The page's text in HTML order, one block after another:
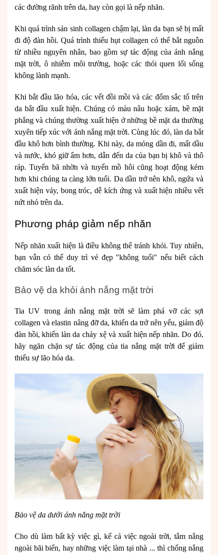
các đường rãnh trên da, hay còn gọi là nếp nhăn.
Khi quá trình sản sinh collagen chậm lại, làn da bạn sẽ bị mất
đi độ đàn hồi. Quá trình thiếu hụt collagen có thể bắt nguồn
từ nhiều nguyên nhân, bao gồm sự tác động của ánh nắng
mặt trời, ô nhiễm môi trường, hoặc các thói quen lối sống
không lành mạnh.
Khi bắt đầu lão hóa, các vết đồi mồi và các đốm sắc tố trên
da bắt đầu xuất hiện. Chúng có màu nâu hoặc xám, bề mặt
phẳng và chúng thường xuất hiện ở những bề mặt da thường
xuyên tiếp xúc với ánh nắng mặt trời. Cùng lúc đó, làn da bắt
đầu khô hơn bình thường. Khi này, da mỏng dần đi, mất dầu
và nước, khó giữ ẩm hơn, dẫn đến da của bạn bị khô và thô
ráp. Tuyến bã nhờn và tuyến mồ hôi cũng hoạt động kém
hơn khi chúng ta càng lớn tuổi. Da dần trở nên khô, ngứa và
xuất hiện vảy, bong tróc, dễ kích ứng và xuất hiện nhiều vết
nứt nhỏ trên da.
Phương pháp giảm nếp nhăn
Nếp nhăn xuất hiện là điều không thể tránh khỏi. Tuy nhiên,
bạn vẫn có thể duy trì vẻ đẹp "không tuổi" nếu biết cách
chăm sóc làn da tốt.
Bảo vệ da khỏi ánh nắng mặt trời
Tia UV trong ánh nắng mặt trời sẽ làm phá vỡ các sợi
collagen và elastin nâng đỡ da, khiến da trở nên yếu, giảm độ
đàn hồi, khiến làn da chảy xệ và xuất hiện nếp nhăn. Do đó,
hãy ngăn chặn sự tác động của tia nắng mặt trời để giảm
thiểu sự lão hóa da.
Bảo vệ da dưới ánh nắng mặt trời
Cho dù làm bất kỳ việc gì, kể cả việc ngoài trời, tắm nắng
ngoài bãi biển, hay những việc làm tại nhà ... thì chống nắng